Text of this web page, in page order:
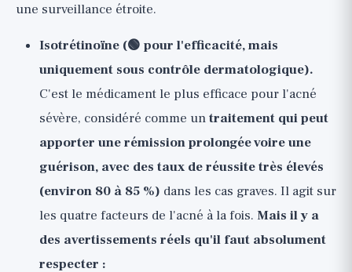
une surveillance étroite.
Isotrétinoïne (🟢 pour l'efficacité, mais
uniquement sous contrôle dermatologique).
C'est le médicament le plus efficace pour l'acné
sévère, considéré comme untraitement qui peut
apporter une rémission prolongée voire une
guérison, avec des taux de réussite très élevés
(environ 80 à 85 %) dans les cas graves. Il agit sur
les quatre facteurs de l'acné à la fois. Mais il y a
des avertissements réels qu'il faut absolument
respecter :